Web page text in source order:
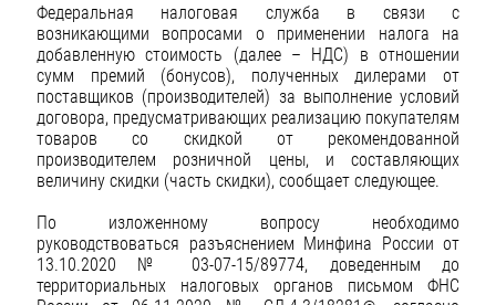
Федеральная налоговая служба в связи с
возникающими вопросами о применении налога на
добавленную стоимость (далее – НДС) в отношении
сумм премий (бонусов), полученных дилерами от
поставщиков (производителей) за выполнение условий
договора, предусматривающих реализацию покупателям
товаров со скидкой от рекомендованной
производителем розничной цены, и составляющих
величину скидки (часть скидки), сообщает следующее.
По изложенному вопросу необходимо
руководствоваться разъяснением Минфина России от
13.10.2020 № 03-07-15/89774, доведенным до
территориальных налоговых органов письмом ФНС